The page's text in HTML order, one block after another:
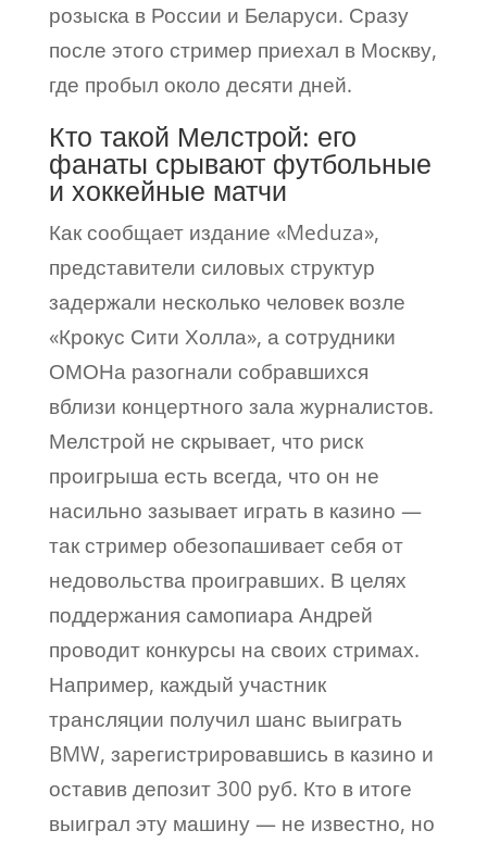
розыска в России и Беларуси. Сразу
после этого стример приехал в Москву,
где пробыл около десяти дней.
Кто такой Мелстрой: его
фанаты срывают футбольные
и хоккейные матчи
Как сообщает издание «Meduza»,
представители силовых структур
задержали несколько человек возле
«Крокус Сити Холла», а сотрудники
ОМОНа разогнали собравшихся
вблизи концертного зала журналистов.
Мелстрой не скрывает, что риск
проигрыша есть всегда, что он не
насильно зазывает играть в казино —
так стример обезопашивает себя от
недовольства проигравших. В целях
поддержания самопиара Андрей
проводит конкурсы на своих стримах.
Например, каждый участник
трансляции получил шанс выиграть
BMW, зарегистрировавшись в казино и
оставив депозит 300 руб. Кто в итоге
выиграл эту машину — не известно, но